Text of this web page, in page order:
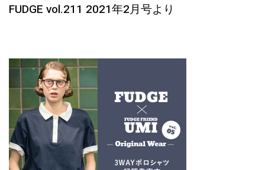
FUDGE vol.211 2021年2月号より